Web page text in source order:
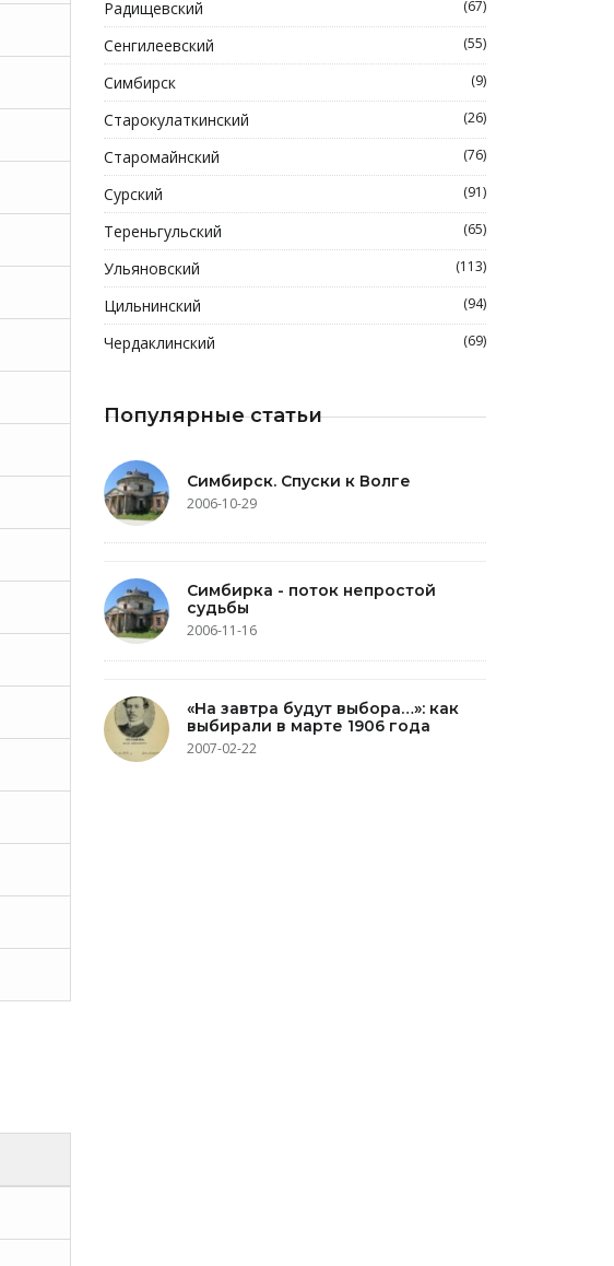
Радищевский (67)
Сенгилеевский (55)
Симбирск (9)
Старокулаткинский (26)
Старомайнский (76)
Сурский (91)
Тереньгульский (65)
Ульяновский (113)
Цильнинский (94)
Чердаклинский (69)
Популярные статьи
Симбирск. Спуски к Волге
2006-10-29
Симбирка - поток непростой
судьбы
2006-11-16
«На завтра будут выбора…»: как
выбирали в марте 1906 года
2007-02-22